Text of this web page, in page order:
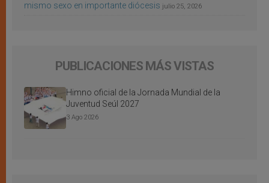
mismo sexo en importante diócesis julio 25, 2026
PUBLICACIONES MÁS VISTAS
Himno oficial de la Jornada Mundial de la
Juventud Seúl 2027
3 Ago 2026